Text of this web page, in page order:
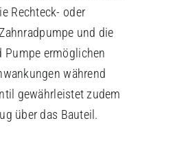
Rechteck- oder
und die
Pumpe ermöglichen
während
gewährleistet zudem
über das Bauteil.